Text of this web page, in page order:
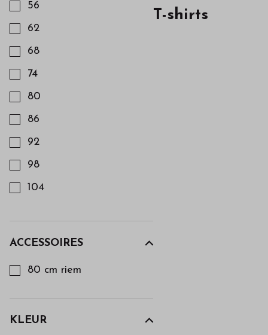
56
62
68
74
80
86
92
98
104
ACCESSOIRES
80 cm riem
KLEUR
T-shirts